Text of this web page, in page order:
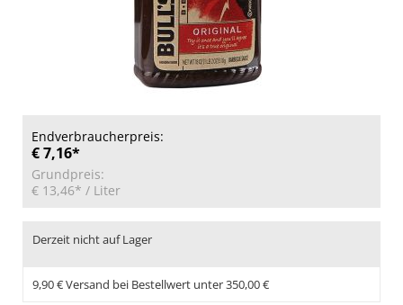
Endverbraucherpreis:
€ 7,16*
Grundpreis:
€ 13,46* / Liter
Derzeit nicht auf Lager
9,90 € Versand bei Bestellwert unter 350,00 €